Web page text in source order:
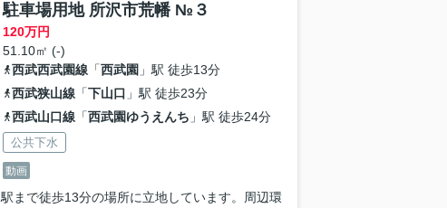
駐車場用地 所沢市荒幡 №３
120万円
51.10㎡ (-)
西武西武園線「西武園 」駅 徒歩13分
西武狭山線「下山口 」駅 徒歩23分
西武山口線「西武園ゆうえんち 」駅 徒歩24分
公共下水
動画
駅まで徒歩13分の場所に立地しています。周辺環